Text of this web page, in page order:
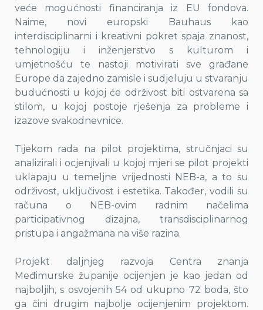
veće mogućnosti financiranja iz EU fondova.
Naime, novi europski Bauhaus kao
interdisciplinarni i kreativni pokret spaja znanost,
tehnologiju i inženjerstvo s kulturom i
umjetnošću te nastoji motivirati sve građane
Europe da zajedno zamisle i sudjeluju u stvaranju
budućnosti u kojoj će održivost biti ostvarena sa
stilom, u kojoj postoje rješenja za probleme i
izazove svakodnevnice.
Tijekom rada na pilot projektima, stručnjaci su
analizirali i ocjenjivali u kojoj mjeri se pilot projekti
uklapaju u temeljne vrijednosti NEB-a, a to su
održivost, uključivost i estetika. Također, vodili su
računa o NEB-ovim radnim načelima
participativnog dizajna, transdisciplinarnog
pristupa i angažmana na više razina.
Projekt daljnjeg razvoja Centra znanja
Međimurske županije ocijenjen je kao jedan od
najboljih, s osvojenih 54 od ukupno 72 boda, što
ga čini drugim najbolje ocijenjenim projektom.